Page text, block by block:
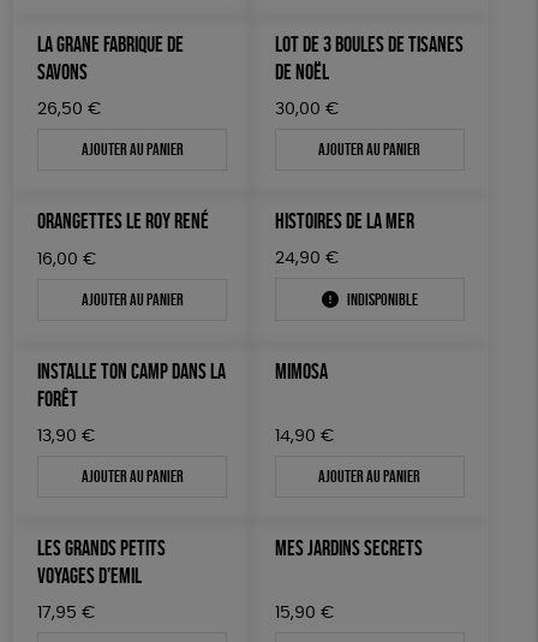
LA GRANE FABRIQUE DE
SAVONS
26,50 €
Ajouter au panier
LOT DE 3 BOULES DE TISANES
DE NOËL
30,00 €
Ajouter au panier
ORANGETTES LE ROY RENÉ
16,00 €
Ajouter au panier
HISTOIRES DE LA MER
24,90 €
Indisponible
INSTALLE TON CAMP DANS LA
FORÊT
13,90 €
Ajouter au panier
MIMOSA
14,90 €
Ajouter au panier
LES GRANDS PETITS
VOYAGES D’EMIL
17,95 €
MES JARDINS SECRETS
15,90 €